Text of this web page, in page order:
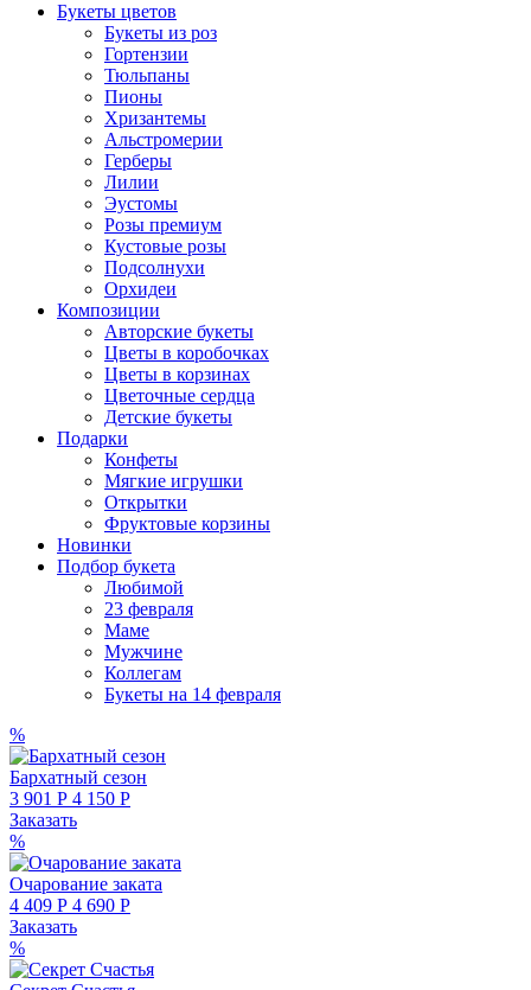
Букеты цветов
Букеты из роз
Гортензии
Тюльпаны
Пионы
Хризантемы
Альстромерии
Герберы
Лилии
Эустомы
Розы премиум
Кустовые розы
Подсолнухи
Орхидеи
Композиции
Авторские букеты
Цветы в коробочках
Цветы в корзинах
Цветочные сердца
Детские букеты
Подарки
Конфеты
Мягкие игрушки
Открытки
Фруктовые корзины
Новинки
Подбор букета
Любимой
23 февраля
Маме
Мужчине
Коллегам
Букеты на 14 февраля
%
Бархатный сезон
3 901 Р 4 150 Р
Заказать
%
Очарование заката
4 409 Р 4 690 Р
Заказать
%